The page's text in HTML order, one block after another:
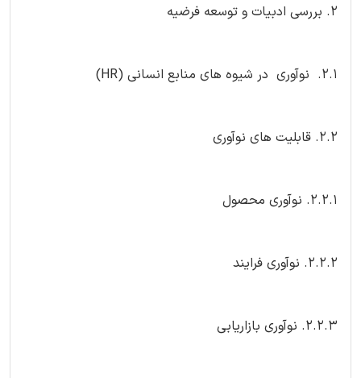
2. بررسی ادبیات و توسعه فرضیه
2.1. نوآوری در شیوه های منابع انسانی (HR)
2.2. قابلیت های نوآوری
2.2.1. نوآوری محصول
2.2.2. نوآوری فرایند
2.2.3. نوآوری بازاریابی